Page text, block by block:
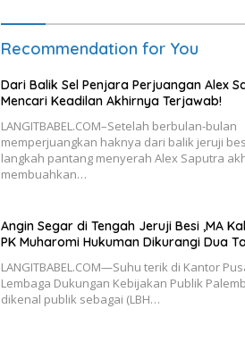
Recommendation for You
Dari Balik Sel Penjara Perjuangan Alex
Mencari Keadilan Akhirnya Terjawab!
LANGITBABEL.COM–Setelah berbulan-bulan
memperjuangkan haknya dari balik jeruji
langkah pantang menyerah Alex Saputra
membuahkan…
Angin Segar di Tengah Jeruji Besi ,MA
PK Muharomi Hukuman Dikurangi Dua
LANGITBABEL.COM—Suhu terik di Kantor
Lembaga Dukungan Kebijakan Publik
dikenal publik sebagai (LBH…